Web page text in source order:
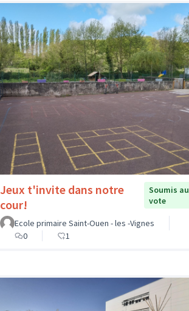
Jeux t'invite dans notre
cour!
Soumis au
vote
Ecole primaire Saint-Ouen - les -Vignes
0
1